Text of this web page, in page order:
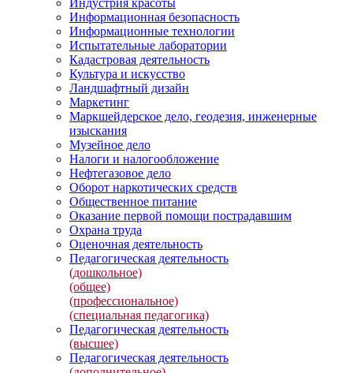
Индустрия красоты
Информационная безопасность
Информационные технологии
Испытательные лаборатории
Кадастровая деятельность
Культура и искусство
Ландшафтный дизайн
Маркетинг
Маркшейдерское дело, геодезия, инженерные
изыскания
Музейное дело
Налоги и налогообложение
Нефтегазовое дело
Оборот наркотических средств
Общественное питание
Оказание первой помощи пострадавшим
Охрана труда
Оценочная деятельность
Педагогическая деятельность
(дошкольное)
(общее)
(профессиональное)
(специальная педагогика)
Педагогическая деятельность
(высшее)
Педагогическая деятельность